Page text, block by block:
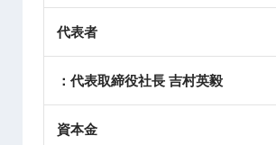
代表者
：代表取締役社長 吉村英毅
資本金